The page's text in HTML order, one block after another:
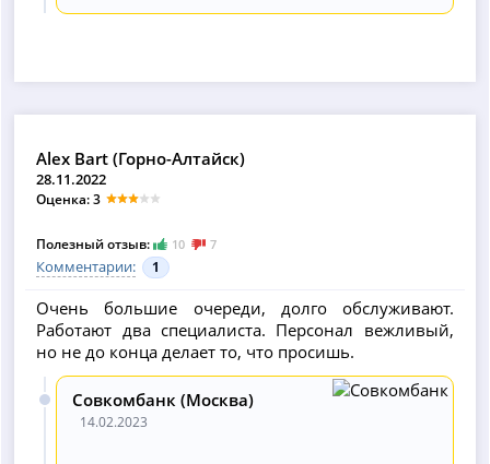
Alex Bart (Горно-Алтайск)
28.11.2022
Оценка: 3
Полезный отзыв: 10 7
Комментарии: 1
Очень большие очереди, долго обслуживают.
Работают два специалиста. Персонал вежливый,
но не до конца делает то, что просишь.
Совкомбанк (Москва)
14.02.2023